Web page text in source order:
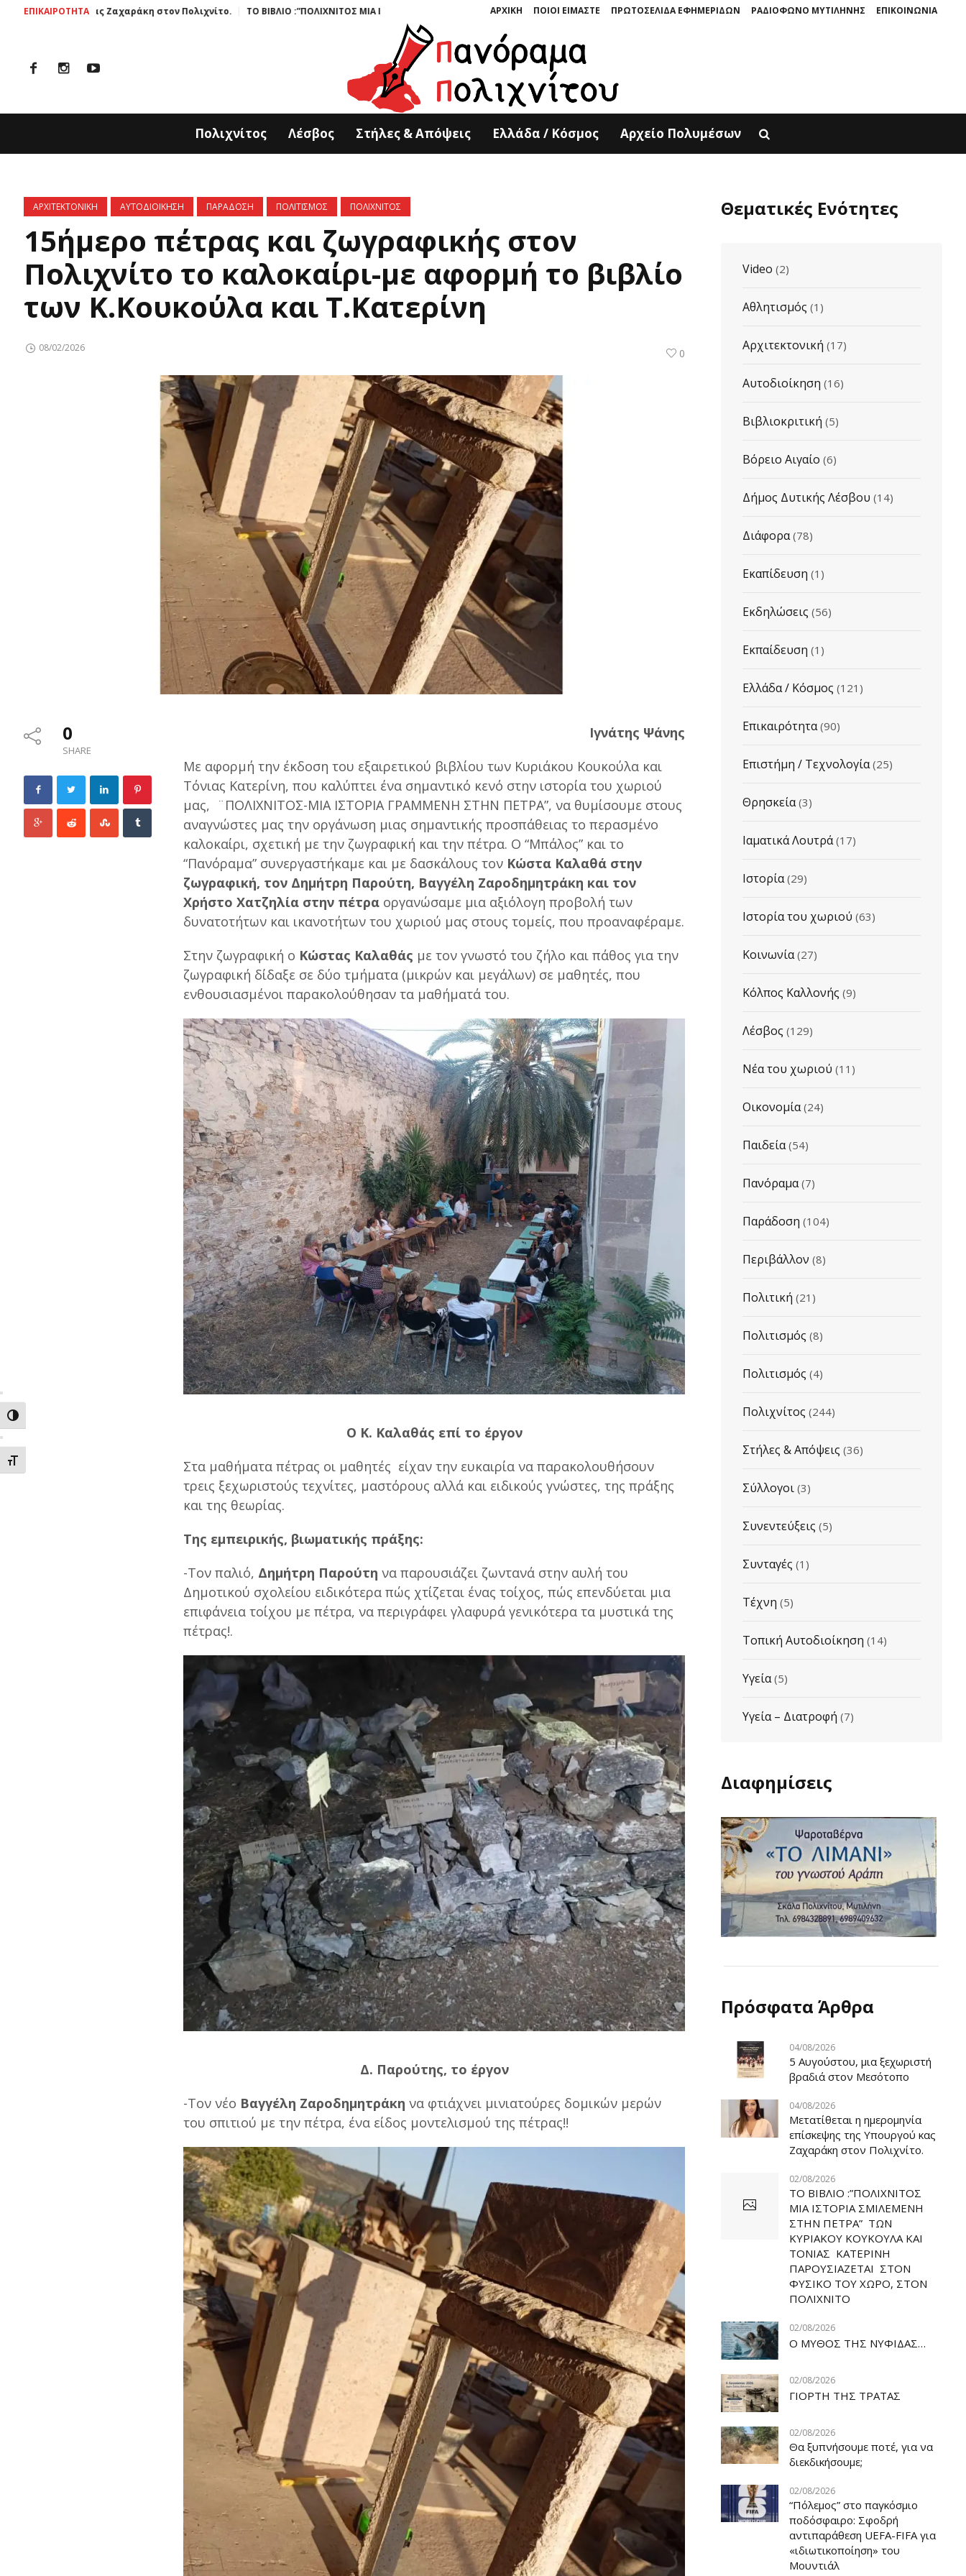
ΕΝΑΛΛΑΓΗ ΥΨΗΛΗΣ ΑΝΤΙΘΕΣΗΣ
ΕΝΑΛΛΑΓΗ ΜΕΓΕΘΟΥΣ ΓΡΑΜΜΑΤΩΝ
ΑΡΧΙΚΗ ΠΟΙΟΙ ΕΙΜΑΣΤΕ ΠΡΩΤΟΣΕΛΙΔΑ ΕΦΗΜΕΡΙΔΩΝ ΡΑΔΙΟΦΩΝΟ ΜΥΤΙΛΗΝΗΣ ΕΠΙΚΟΙΝΩΝΙΑ
ΕΠΙΚΑΙΡΟΤΗΤΑ
Ζαχαράκη στον Πολιχνίτο. ΤΟ ΒΙΒΛΙΟ :”ΠΟΛΙΧΝΙΤΟΣ ΜΙΑ ΙΣΤΟΡΙΑ ΣΜΙΛΕΜΕΝΗ ΣΤΗΝ ΠΕΤΡΑ” ΤΩΝ ΚΥΡΙΑΚΟΥ ΚΟΥΚΟΥΛΑ ΚΑΙ ΤΟΝΙΑΣ ΚΑΤΕΡΙΝΗ ΠΑΡΟΥΣΙΑΖΕΤΑΙ ΣΤΟΝ ΦΥΣΙΚΟ ΤOY ΧΩΡΟ, ΣΤΟΝ ΠΟΛΙΧΝΙΤΟ
Πολιχνίτος Λέσβος Στήλες & Απόψεις Ελλάδα / Κόσμος Αρχείο Πολυμέσων
ΑΡΧΙΤΕΚΤΟΝΙΚΗ ΑΥΤΟΔΙΟΙΚΗΣΗ ΠΑΡΑΔΟΣΗ ΠΟΛΙΤΙΣΜΟΣ ΠΟΛΙΧΝΙΤΟΣ
15ήμερο πέτρας και ζωγραφικής στον
Πολιχνίτο το καλοκαίρι-με αφορμή το βιβλίο
των Κ.Κουκούλα και Τ.Κατερίνη
0
08/02/2026
0
SHARE
Ιγνάτης Ψάνης
Με αφορμή την έκδοση του εξαιρετικού βιβλίου των Κυριάκου Κουκούλα και
Τόνιας Κατερίνη, που καλύπτει ένα σημαντικό κενό στην ιστορία του χωριού
μας, ¨ΠΟΛΙΧΝΙΤΟΣ-ΜΙΑ ΙΣΤΟΡΙΑ ΓΡΑΜΜΕΝΗ ΣΤΗΝ ΠΕΤΡΑ”, να θυμίσουμε στους
αναγνώστες μας την οργάνωση μιας σημαντικής προσπάθειας το περασμένο
καλοκαίρι, σχετική με την ζωγραφική και την πέτρα. Ο “Μπάλος” και το
“Πανόραμα” συνεργαστήκαμε και με δασκάλους τον Κώστα Καλαθά στην
ζωγραφική, τον Δημήτρη Παρούτη, Βαγγέλη Ζαροδημητράκη και τον
Χρήστο Χατζηλία στην πέτρα οργανώσαμε μια αξιόλογη προβολή των
δυνατοτήτων και ικανοτήτων του χωριού μας στους τομείς, που προαναφέραμε.
Στην ζωγραφική ο Κώστας Καλαθάς με τον γνωστό του ζήλο και πάθος για την
ζωγραφική δίδαξε σε δύο τμήματα (μικρών και μεγάλων) σε μαθητές, που
ενθουσιασμένοι παρακολούθησαν τα μαθήματά του.
Ο Κ. Καλαθάς επί το έργον
Στα μαθήματα πέτρας οι μαθητές είχαν την ευκαιρία να παρακολουθήσουν
τρεις ξεχωριστούς τεχνίτες, μαστόρους αλλά και ειδικούς γνώστες, της πράξης
και της θεωρίας.
Της εμπειρικής, βιωματικής πράξης:
-Τον παλιό, Δημήτρη Παρούτη να παρουσιάζει ζωντανά στην αυλή του
Δημοτικού σχολείου ειδικότερα πώς χτίζεται ένας τοίχος, πώς επενδύεται μια
επιφάνεια τοίχου με πέτρα, να περιγράφει γλαφυρά γενικότερα τα μυστικά της
πέτρας!.
Δ. Παρούτης, το έργον
-Τον νέο Βαγγέλη Ζαροδημητράκη να φτιάχνει μινιατούρες δομικών μερών
του σπιτιού με την πέτρα, ένα είδος μοντελισμού της πέτρας!!
Θεματικές Ενότητες
Video (2)
Αθλητισμός (1)
Αρχιτεκτονική (17)
Αυτοδιοίκηση (16)
Βιβλιοκριτική (5)
Βόρειο Αιγαίο (6)
Δήμος Δυτικής Λέσβου (14)
Διάφορα(78)
Εκαπίδευση (1)
Εκδηλώσεις (56)
Εκπαίδευση (1)
Ελλάδα / Κόσμος (121)
Επικαιρότητα(90)
Επιστήμη / Τεχνολογία(25)
Θρησκεία(3)
Ιαματικά Λουτρά(17)
Ιστορία(29)
Ιστορία του χωριού (63)
Κοινωνία(27)
Κόλπος Καλλονής (9)
Λέσβος (129)
Νέα του χωριού (11)
Οικονομία(24)
Παιδεία(54)
Πανόραμα(7)
Παράδοση (104)
Περιβάλλον (8)
Πολιτική (21)
Πολιτισμός (8)
Πολιτισμός (4)
Πολιχνίτος (244)
Στήλες & Απόψεις (36)
Σύλλογοι(3)
Συνεντεύξεις (5)
Συνταγές (1)
Τέχνη (5)
Τοπική Αυτοδιοίκηση (14)
Υγεία(5)
Υγεία – Διατροφή (7)
Διαφημίσεις
Πρόσφατα Άρθρα
04/08/2026
5 Αυγούστου, μια ξεχωριστή
βραδιά στον Μεσότοπο
04/08/2026
Μετατίθεται η ημερομηνία
επίσκεψης της Υπουργού κας
Ζαχαράκη στον Πολιχνίτο.
02/08/2026
ΤΟ ΒΙΒΛΙΟ :”ΠΟΛΙΧΝΙΤΟΣ
ΜΙΑ ΙΣΤΟΡΙΑ ΣΜΙΛΕΜΕΝΗ
ΣΤΗΝ ΠΕΤΡΑ” ΤΩΝ
ΚΥΡΙΑΚΟΥ ΚΟΥΚΟΥΛΑ ΚΑΙ
ΤΟΝΙΑΣ ΚΑΤΕΡΙΝΗ
ΠΑΡΟΥΣΙΑΖΕΤΑΙ ΣΤΟΝ
ΦΥΣΙΚΟ ΤOY ΧΩΡΟ, ΣΤΟΝ
ΠΟΛΙΧΝΙΤΟ
02/08/2026
Ο ΜΥΘΟΣ ΤΗΣ ΝΥΦΙΔΑΣ…
02/08/2026
ΓΙΟΡΤΗ ΤΗΣ ΤΡΑΤΑΣ
02/08/2026
Θα ξυπνήσουμε ποτέ, για να
διεκδικήσουμε;
02/08/2026
“Πόλεμος” στο παγκόσμιο
ποδόσφαιρο: Σφοδρή
αντιπαράθεση UEFA-FIFA για
«ιδιωτικοποίηση» του
Μουντιάλ